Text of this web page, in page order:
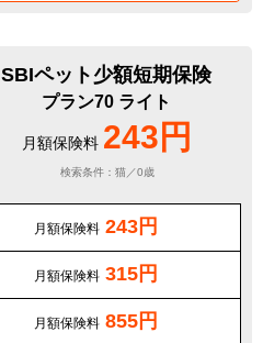
SBIペット少額短期保険
プラン70 ライト
月額保険料 243円
検索条件：猫／0歳
月額保険料 243円
月額保険料 315円
月額保険料 855円